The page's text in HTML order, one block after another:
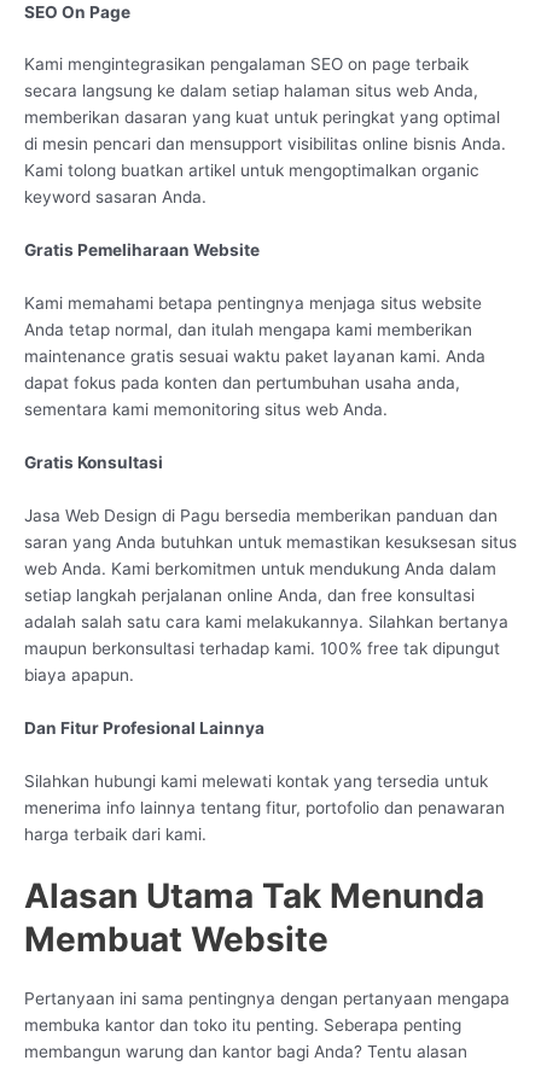
SEO On Page
Kami mengintegrasikan pengalaman SEO on page terbaik
secara langsung ke dalam setiap halaman situs web Anda,
memberikan dasaran yang kuat untuk peringkat yang optimal
di mesin pencari dan mensupport visibilitas online bisnis Anda.
Kami tolong buatkan artikel untuk mengoptimalkan organic
keyword sasaran Anda.
Gratis Pemeliharaan Website
Kami memahami betapa pentingnya menjaga situs website
Anda tetap normal, dan itulah mengapa kami memberikan
maintenance gratis sesuai waktu paket layanan kami. Anda
dapat fokus pada konten dan pertumbuhan usaha anda,
sementara kami memonitoring situs web Anda.
Gratis Konsultasi
Jasa Web Design di Pagu bersedia memberikan panduan dan
saran yang Anda butuhkan untuk memastikan kesuksesan situs
web Anda. Kami berkomitmen untuk mendukung Anda dalam
setiap langkah perjalanan online Anda, dan free konsultasi
adalah salah satu cara kami melakukannya. Silahkan bertanya
maupun berkonsultasi terhadap kami. 100% free tak dipungut
biaya apapun.
Dan Fitur Profesional Lainnya
Silahkan hubungi kami melewati kontak yang tersedia untuk
menerima info lainnya tentang fitur, portofolio dan penawaran
harga terbaik dari kami.
Alasan Utama Tak Menunda
Membuat Website
Pertanyaan ini sama pentingnya dengan pertanyaan mengapa
membuka kantor dan toko itu penting. Seberapa penting
membangun warung dan kantor bagi Anda? Tentu alasan